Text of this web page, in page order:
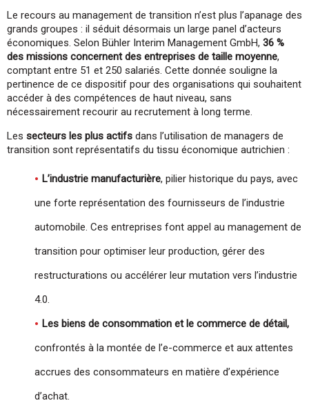
Le recours au management de transition n’est plus l’apanage des
grands groupes : il séduit désormais un large panel d’acteurs
économiques. Selon Bühler Interim Management GmbH, 36 %
des missions concernent des entreprises de taille moyenne,
comptant entre 51 et 250 salariés. Cette donnée souligne la
pertinence de ce dispositif pour des organisations qui souhaitent
accéder à des compétences de haut niveau, sans
nécessairement recourir au recrutement à long terme.
Les secteurs les plus actifs dans l’utilisation de managers de
transition sont représentatifs du tissu économique autrichien :
L’industrie manufacturière, pilier historique du pays, avec
une forte représentation des fournisseurs de l’industrie
automobile. Ces entreprises font appel au management de
transition pour optimiser leur production, gérer des
restructurations ou accélérer leur mutation vers l’industrie
4.0.
Les biens de consommation et le commerce de détail,
confrontés à la montée de l’e-commerce et aux attentes
accrues des consommateurs en matière d’expérience
d’achat.